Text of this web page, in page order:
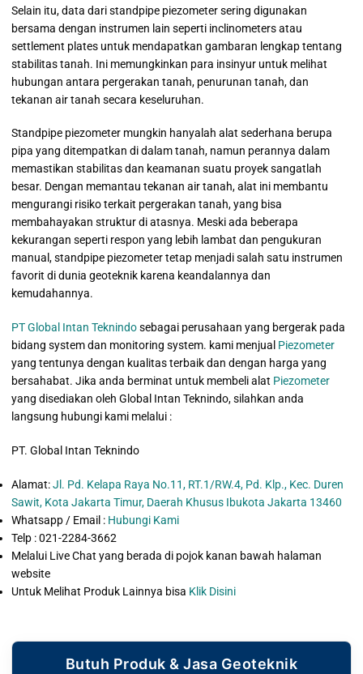
Selain itu, data dari standpipe piezometer sering digunakan
bersama dengan instrumen lain seperti inclinometers atau
settlement plates untuk mendapatkan gambaran lengkap tentang
stabilitas tanah. Ini memungkinkan para insinyur untuk melihat
hubungan antara pergerakan tanah, penurunan tanah, dan
tekanan air tanah secara keseluruhan.
Standpipe piezometer mungkin hanyalah alat sederhana berupa
pipa yang ditempatkan di dalam tanah, namun perannya dalam
memastikan stabilitas dan keamanan suatu proyek sangatlah
besar. Dengan memantau tekanan air tanah, alat ini membantu
mengurangi risiko terkait pergerakan tanah, yang bisa
membahayakan struktur di atasnya. Meski ada beberapa
kekurangan seperti respon yang lebih lambat dan pengukuran
manual, standpipe piezometer tetap menjadi salah satu instrumen
favorit di dunia geoteknik karena keandalannya dan
kemudahannya.
PT Global Intan Teknindosebagai perusahaan yang bergerak pada
bidang system dan monitoring system. kami menjual Piezometer
yang tentunya dengan kualitas terbaik dan dengan harga yang
bersahabat. Jika anda berminat untuk membeli alat Piezometer
yang disediakan oleh Global Intan Teknindo, silahkan anda
langsung hubungi kami melalui :
PT. Global Intan Teknindo
Alamat:Jl. Pd. Kelapa Raya No.11, RT.1/RW.4, Pd. Klp., Kec. Duren
Sawit, Kota Jakarta Timur, Daerah Khusus Ibukota Jakarta 13460
Whatsapp / Email : Hubungi Kami
Telp : 021-2284-3662
Melalui Live Chat yang berada di pojok kanan bawah halaman
website
Untuk Melihat Produk Lainnya bisa Klik Disini
Butuh Produk & Jasa Geoteknik